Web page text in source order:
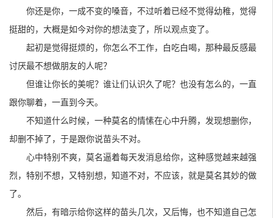
你还是你，一成不变的嗓音，不过听着已经不觉得幼稚，觉得
挺甜的，大概是如今对你的想法变了，所以观点变了。
起初是觉得挺烦的，你怎么不工作，白吃白喝，那种最反感最
讨厌最不想做朋友的人呢？
但谁让你长的美呢？谁让们认识久了呢？也没有怎么的，一直
跟你聊着，一直到今天。
不知道什么时候，一种莫名的情愫在心中升腾，发现想删你，
却删不掉了，于是跟你说苗头不对。
心中特别不爽，莫名逼着每天发消息给你，这种感觉越来越强
烈，特别不想，又特别想，知道不对，不应该，就是莫名其妙的做
了。
然后，有暗示给你这样的苗头几次，又后悔，也不知道自己怎